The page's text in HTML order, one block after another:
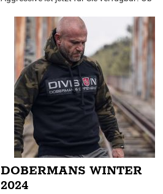
entdecken Sie 17 brandneue Modelle in
verschiedenen Farben, Materialien und
Designs.
DOBERMANS WINTER
2024